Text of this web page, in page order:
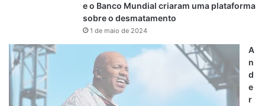
e o Banco Mundial criaram uma plataforma
sobre o desmatamento
1 de maio de 2024
A
n
d
e
r